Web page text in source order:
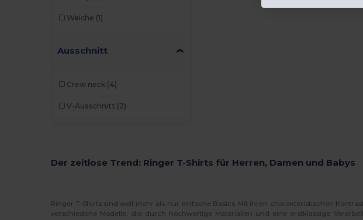
Weiche (1)
Ausschnitt
Crew neck (4)
V-Ausschnitt (2)
Der zeitlose Trend: Ringer T-Shirts für Herren, Damen und Babys
Ringer T-Shirts sind weit mehr als nur einfache Basics. Mit ihren charakteristischen
verschiedene Modelle, die durch hochwertige Materialien und eine erstklassige